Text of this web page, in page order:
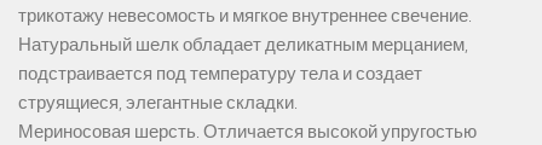
трикотажу невесомость и мягкое внутреннее свечение.
Натуральный шелк обладает деликатным мерцанием,
подстраивается под температуру тела и создает
струящиеся, элегантные складки.
Мериносовая шерсть. Отличается высокой упругостью